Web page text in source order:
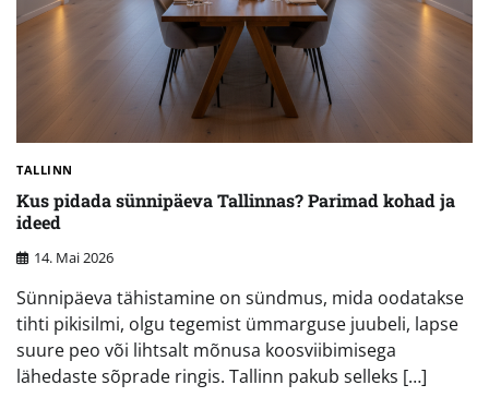
TALLINN
Kus pidada sünnipäeva Tallinnas? Parimad kohad ja
ideed
14. Mai 2026
Sünnipäeva tähistamine on sündmus, mida oodatakse
tihti pikisilmi, olgu tegemist ümmarguse juubeli, lapse
suure peo või lihtsalt mõnusa koosviibimisega
lähedaste sõprade ringis. Tallinn pakub selleks […]